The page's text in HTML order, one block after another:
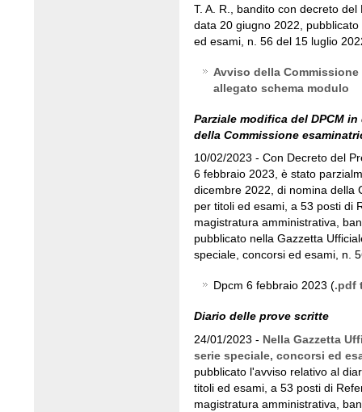
T. A. R., bandito con decreto
data 20 giugno 2022,
ed esami, n. 56 del 15 luglio
Avviso della
allegato schema modulo
Parziale modifica del DPCM
della Commissione
10/02/2023 - Con Decreto del
6 febbraio 2023, è stato
dicembre 2022, di nomina della
per titoli ed esami, a 53 posti di
magistratura amministrativa,
pubblicato nella Gazzetta
speciale, concorsi ed esami, n.
Dpcm 6 febbraio 2023 (.pdf
Diario delle prove scritte
24/01/2023 - Nella Gazzetta
serie speciale, concorsi ed
pubblicato l'avviso relativo al
titoli ed esami, a 53 posti di
magistratura amministrativa,